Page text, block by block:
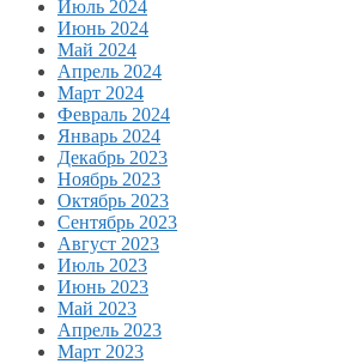
Июль 2024
Июнь 2024
Май 2024
Апрель 2024
Март 2024
Февраль 2024
Январь 2024
Декабрь 2023
Ноябрь 2023
Октябрь 2023
Сентябрь 2023
Август 2023
Июль 2023
Июнь 2023
Май 2023
Апрель 2023
Март 2023